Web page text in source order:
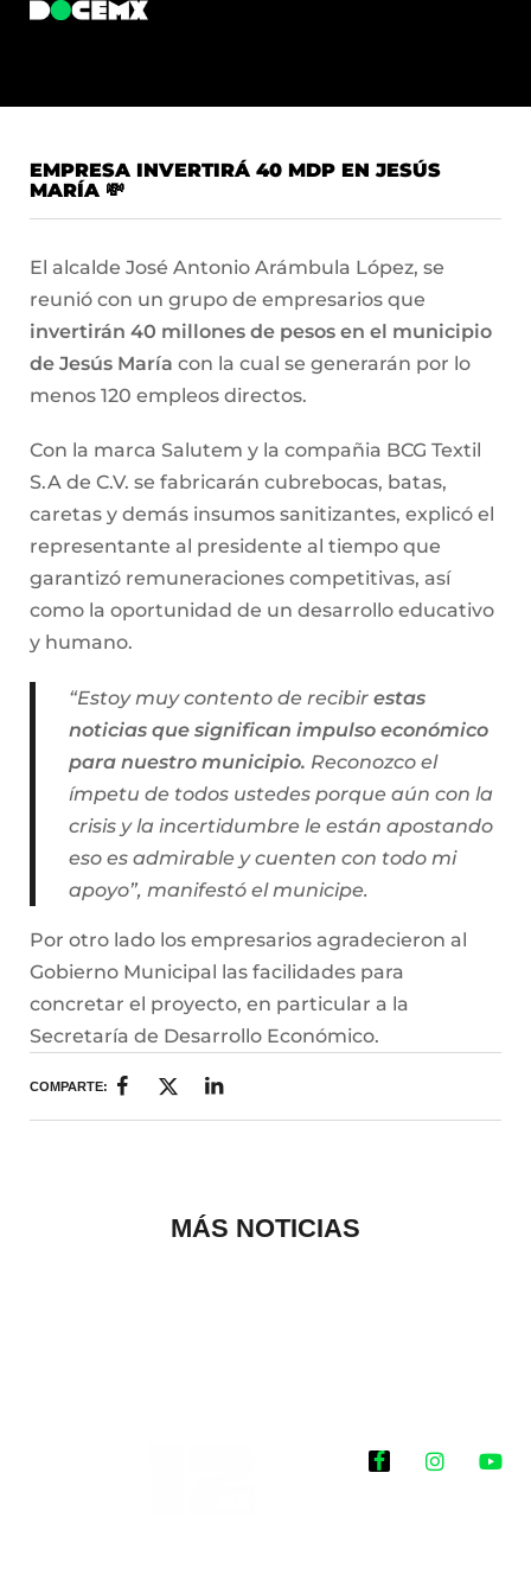
EMPRESA INVERTIRÁ 40 MDP EN JESÚS
MARÍA 💸
El alcalde José Antonio Arámbula López, se
reunió con un grupo de empresarios que
invertirán 40 millones de pesos en el municipio
de Jesús María con la cual se generarán por lo
menos 120 empleos directos.
Con la marca Salutem y la compañia BCG Textil
S.A de C.V. se fabricarán cubrebocas, batas,
caretas y demás insumos sanitizantes, explicó el
representante al presidente al tiempo que
garantizó remuneraciones competitivas, así
como la oportunidad de un desarrollo educativo
y humano.
“Estoy muy contento de recibir estas
noticias que significan impulso económico
para nuestro municipio. Reconozco el
ímpetu de todos ustedes porque aún con la
crisis y la incertidumbre le están apostando
eso es admirable y cuenten con todo mi
apoyo”, manifestó el municipe.
Por otro lado los empresarios agradecieron al
Gobierno Municipal las facilidades para
concretar el proyecto, en particular a la
Secretaría de Desarrollo Económico.
COMPARTE:
MÁS NOTICIAS